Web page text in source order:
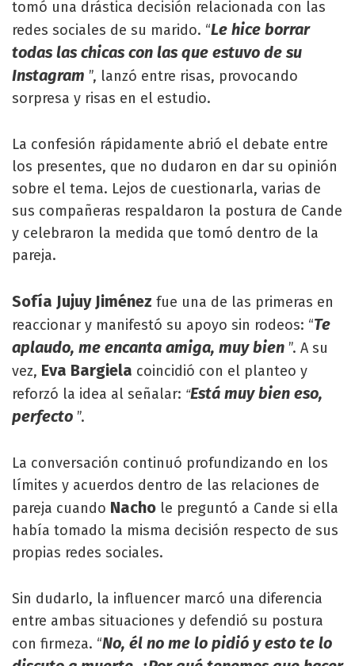
tomó una drástica decisión relacionada con las
redes sociales de su marido. “Le hice borrar
todas las chicas con las que estuvo de su
Instagram ”, lanzó entre risas, provocando
sorpresa y risas en el estudio.
La confesión rápidamente abrió el debate entre
los presentes, que no dudaron en dar su opinión
sobre el tema. Lejos de cuestionarla, varias de
sus compañeras respaldaron la postura de Cande
y celebraron la medida que tomó dentro de la
pareja.
Sofía Jujuy Jiménez fue una de las primeras en
reaccionar y manifestó su apoyo sin rodeos: “Te
aplaudo, me encanta amiga, muy bien ”. A su
vez, Eva Bargiela coincidió con el planteo y
reforzó la idea al señalar: “Está muy bien eso,
perfecto ”.
La conversación continuó profundizando en los
límites y acuerdos dentro de las relaciones de
pareja cuando Nacho le preguntó a Cande si ella
había tomado la misma decisión respecto de sus
propias redes sociales.
Sin dudarlo, la influencer marcó una diferencia
entre ambas situaciones y defendió su postura
con firmeza. “No, él no me lo pidió y esto te lo